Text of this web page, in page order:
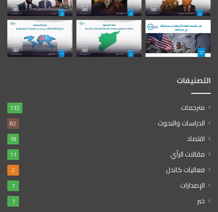
التصنيفات
مترجمات 132
الدراسات والبحوث 82
اقتصاد 18
مقالات الرأي 11
فعاليات كاندل 2
الإصدارات 1
خبر 1